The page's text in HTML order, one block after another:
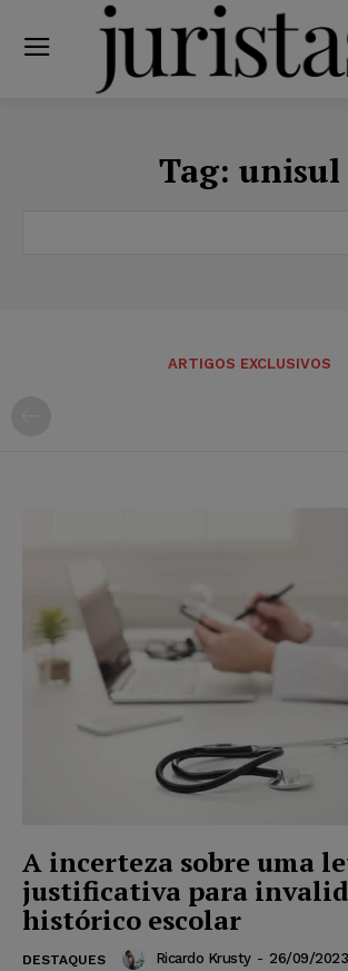
Tag: unisul
ARTIGOS EXCLUSIVOS
A incerteza sobre uma
justificativa para
histórico escolar
DESTAQUES Ricardo Krusty - 26/09/2023